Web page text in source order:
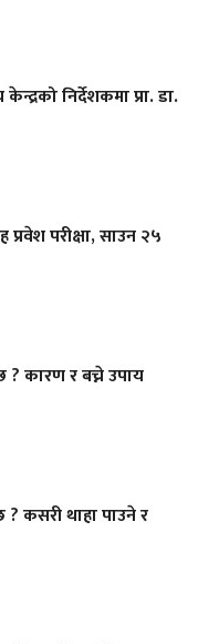
निर्देशकमा प्रा. डा.
प्रवेश परीक्षा, साउन २५
? कारण र बच्ने उपाय
? कसरी थाहा पाउने र